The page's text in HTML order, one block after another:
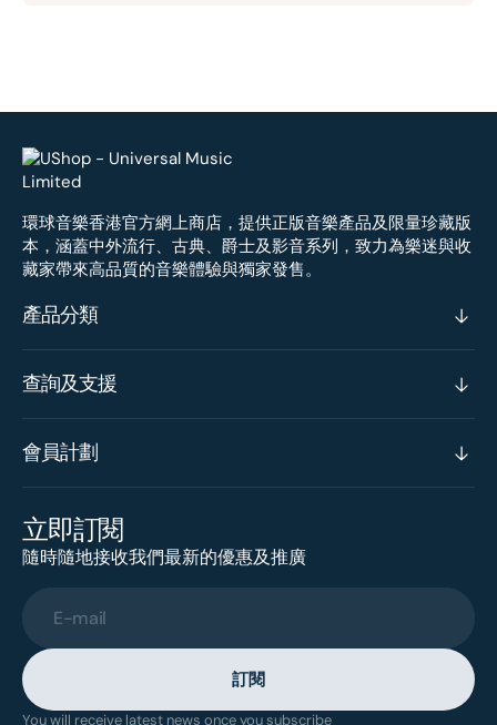
環球音樂香港官方網上商店，提供正版音樂產品及限量珍藏版
本，涵蓋中外流行、古典、爵士及影音系列，致力為樂迷與收
藏家帶來高品質的音樂體驗與獨家發售。
產品分類
查詢及支援
會員計劃
立即訂閱
隨時隨地接收我們最新的優惠及推廣
E-mail
訂閱
You will receive latest news once you subscribe